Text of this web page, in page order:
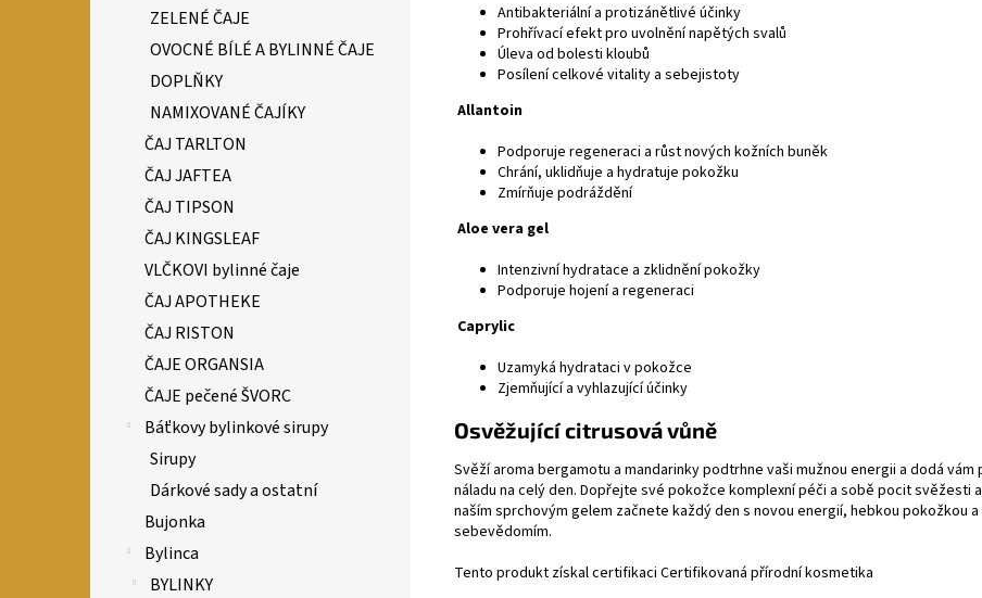
ZELENÉ ČAJE
OVOCNÉ BÍLÉ A BYLINNÉ ČAJE
DOPLŇKY
NAMIXOVANÉ ČAJÍKY
ČAJ TARLTON
ČAJ JAFTEA
ČAJ TIPSON
ČAJ KINGSLEAF
VLČKOVI bylinné čaje
ČAJ APOTHEKE
ČAJ RISTON
ČAJE ORGANSIA
ČAJE pečené ŠVORC
Báťkovy bylinkové sirupy
Sirupy
Dárkové sady a ostatní
Bujonka
Bylinca
BYLINKY
Antibakteriální a protizánětlivé účinky
Prohřívací efekt pro uvolnění napětých svalů
Úleva od bolesti kloubů
Posílení celkové vitality a sebejistoty
Allantoin
Podporuje regeneraci a růst nových kožních buněk
Chrání, uklidňuje a hydratuje pokožku
Zmírňuje podráždění
Aloe vera gel
Intenzivní hydratace a zklidnění pokožky
Podporuje hojení a regeneraci
Caprylic
Uzamyká hydrataci v pokožce
Zjemňující a vyhlazující účinky
Osvěžující citrusová vůně
Svěží aroma bergamotu a mandarinky podtrhne vaši mužnou energii a dodá vám
náladu na celý den. Dopřejte své pokožce komplexní péči a sobě pocit svěžesti a
naším sprchovým gelem začnete každý den s novou energií, hebkou pokožkou a
sebevědomím.
Tento produkt získal certifikaci Certifikovaná přírodní kosmetika